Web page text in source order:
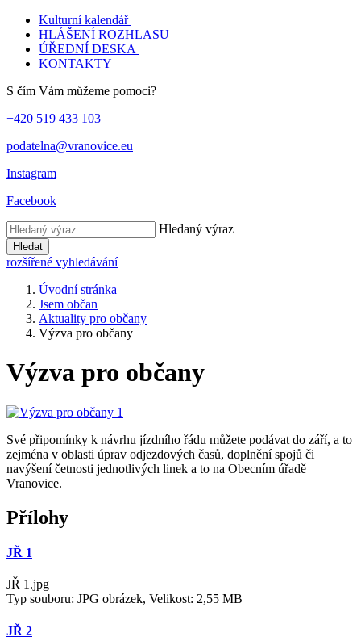
Kulturní kalendář
HLÁŠENÍ ROZHLASU
ÚŘEDNÍ DESKA
KONTAKTY
S čím Vám můžeme pomoci?
+420 519 433 103
podatelna@vranovice.eu
Instagram
Facebook
Hledaný výraz
Hledat
rozšířené vyhledávání
Úvodní stránka
Jsem občan
Aktuality pro občany
Výzva pro občany
Výzva pro občany
Své připomínky k návrhu jízdního řádu můžete podávat do září, a to
zejména v oblasti úprav odjezdových časů, doplnění spojů či
navýšení četnosti jednotlivých linek a to na Obecním úřadě
Vranovice.
Přílohy
JŘ 1
JŘ 1.jpg
Typ souboru: JPG obrázek, Velikost: 2,55 MB
JŘ 2